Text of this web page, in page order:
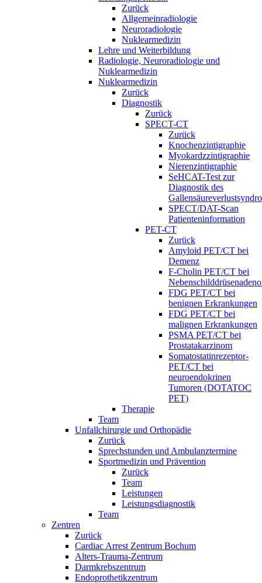
Zurück
Allgemeinradiologie
Neuroradiologie
Nuklearmedizin
Lehre und Weiterbildung
Radiologie, Neuroradiologie und
Nuklearmedizin
Nuklearmedizin
Zurück
Diagnostik
Zurück
SPECT-CT
Zurück
Knochenzintigraphie
Myokardzzintigraphie
Nierenzintigraphie
SeHCAT-Test zur
Diagnostik des
SPECT/DAT-Scan
Patienteninformation
PET-CT
Zurück
Amyloid PET/CT bei
Demenz
F-Cholin PET/CT bei
FDG PET/CT bei
benignen Erkrankungen
FDG PET/CT bei
malignen Erkrankungen
PSMA PET/CT bei
Prostatakarzinom
Somatostatinrezeptor-
PET/CT bei
neuroendokrinen
Tumoren (DOTATOC
PET)
Therapie
Team
Unfallchirurgie und Orthopädie
Zurück
Sprechstunden und Ambulanztermine
Sportmedizin und Prävention
Zurück
Team
Leistungen
Leistungsdiagnostik
Team
Zentren
Zurück
Cardiac Arrest Zentrum Bochum
Alters-Trauma-Zentrum
Darmkrebszentrum
Endoprothetikzentrum